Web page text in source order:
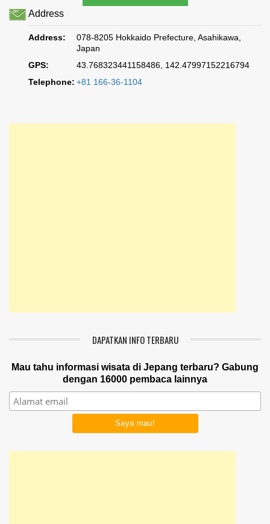
Address
Address:
078-8205 Hokkaido Prefecture, Asahikawa,
Japan
GPS:
43.768323441158486, 142.47997152216794
Telephone: +81 166-36-1104
DAPATKAN INFO TERBARU
Mau tahu informasi wisata di Jepang terbaru? Gabung
dengan 16000 pembaca lainnya